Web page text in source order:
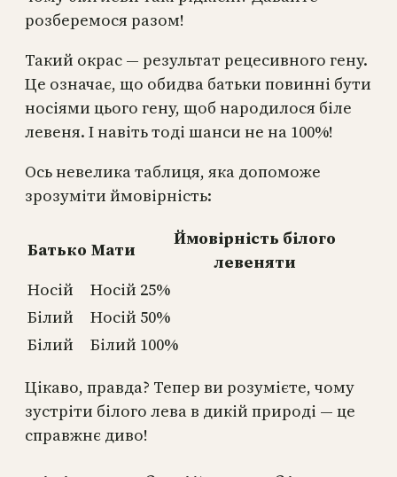
розберемося разом!
Такий окрас — результат рецесивного гену.
Це означає, що обидва батьки повинні бути
носіями цього гену, щоб народилося біле
левеня. І навіть тоді шанси не на 100%!
Ось невелика таблиця, яка допоможе
зрозуміти ймовірність:
Батько Мати
Ймовірність білого
левеняти
Носій
Носій 25%
Білий
Носій 50%
Білий
Білий 100%
Цікаво, правда? Тепер ви розумієте, чому
зустріти білого лева в дикій природі — це
справжнє диво!